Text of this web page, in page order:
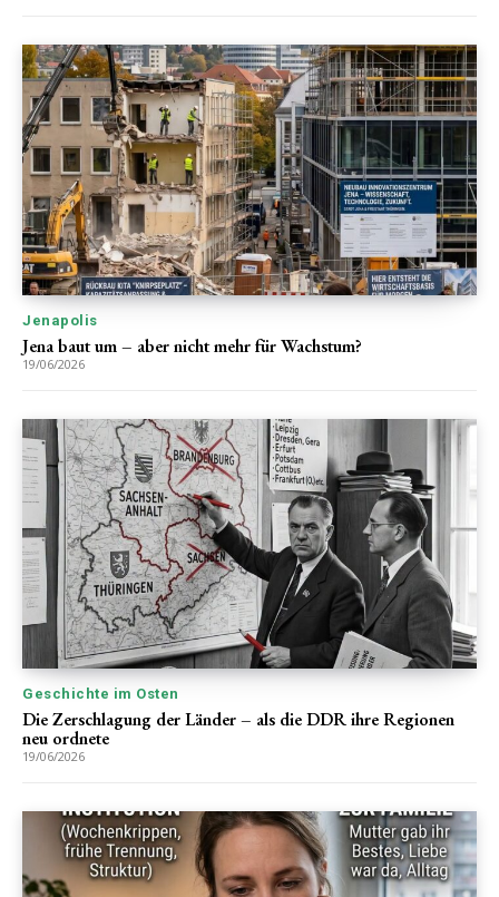
Jenapolis
Jena baut um – aber nicht mehr für Wachstum?
19/06/2026
Geschichte im Osten
Die Zerschlagung der Länder – als die DDR ihre Regionen
neu ordnete
19/06/2026